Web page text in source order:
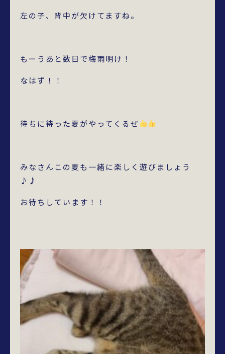
左の子、背中が欠けてますね。
もーうあと数日で梅雨明け！
なはず！！
待ちに待った夏がやってくるぜ
みなさんこの夏も一緒に楽しく遊びましょう
♪♪
お待ちしています！！